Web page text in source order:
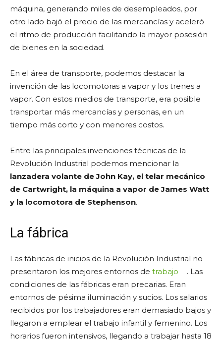
máquina, generando miles de desempleados, por
otro lado bajó el precio de las mercancías y aceleró
el ritmo de producción facilitando la mayor posesión
de bienes en la sociedad.
En el área de transporte, podemos destacar la
invención de las locomotoras a vapor y los trenes a
vapor. Con estos medios de transporte, era posible
transportar más mercancías y personas, en un
tiempo más corto y con menores costos.
Entre las principales invenciones técnicas de la
Revolución Industrial podemos mencionar la
lanzadera volante de John Kay, el telar mecánico
de Cartwright, la máquina a vapor de James Watt
y la locomotora de Stephenson.
La fábrica
Las fábricas de inicios de la Revolución Industrial no
presentaron los mejores entornos de trabajo
. Las
condiciones de las fábricas eran precarias. Eran
entornos de pésima iluminación y sucios. Los salarios
recibidos por los trabajadores eran demasiado bajos y
llegaron a emplear el trabajo infantil y femenino. Los
horarios fueron intensivos, llegando a trabajar hasta 18